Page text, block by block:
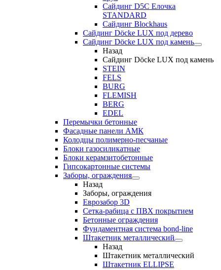
Сайдинг D5С Елочка
STANDARD
Сайдинг Blockhaus
Сайдинг Döcke LUX под дерево
Сайдинг Döcke LUX под камень
Назад
Сайдинг Döcke LUX под камень
STEIN
FELS
BURG
FLEMISH
BERG
EDEL
Перемычки бетонные
Фасадные панели АМК
Колодцы полимерно-песчаные
Блоки газосиликатные
Блоки керамзитобетонные
Гипсокартонные системы
Заборы, ограждения
Назад
Заборы, ограждения
Еврозабор 3D
Сетка-рабица с ПВХ покрытием
Бетонные ограждения
Фундаментная система bond-line
Штакетник металлический
Назад
Штакетник металлический
Штакетник ELLIPSE